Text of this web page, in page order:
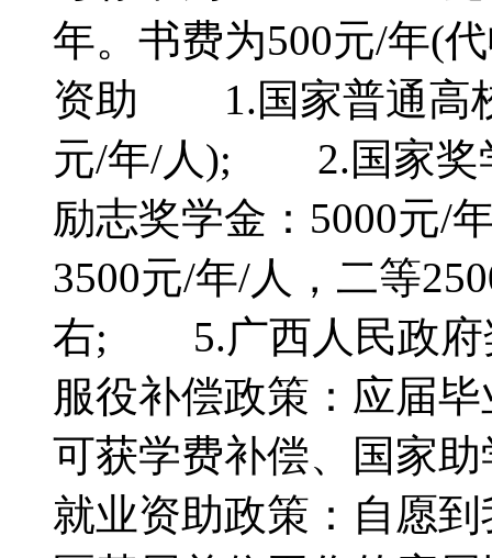
年。书费为500元/年
资助 1.国家普通高校
元/年/人); 2.国家奖
励志奖学金：5000
3500元/年/人，二等
右; 5.广西人民政府
服役补偿政策：应届
可获学费补偿、国家
就业资助政策：自愿